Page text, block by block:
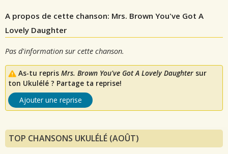
A propos de cette chanson: Mrs. Brown You've Got A
Lovely Daughter
Pas d'information sur cette chanson.
As-tu repris Mrs. Brown You've Got A Lovely Daughter sur
ton Ukulélé ? Partage ta reprise!
Ajouter une reprise
TOP CHANSONS UKULÉLÉ (AOÛT)